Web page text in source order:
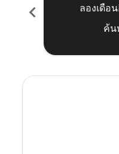
chevron_left
ลองเดือ
ค้น